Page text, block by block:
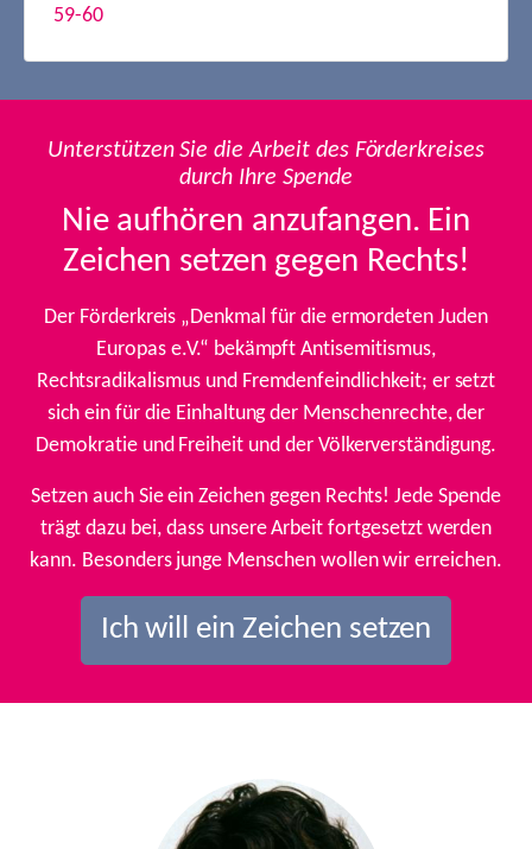
59-60
Unterstützen Sie die Arbeit des Förderkreises
durch Ihre Spende
Nie aufhören anzufangen. Ein
Zeichen setzen gegen Rechts!
Der Förderkreis „Denkmal für die ermordeten Juden
Europas e.V.“ bekämpft Antisemitismus,
Rechtsradikalismus und Fremdenfeindlichkeit; er setzt
sich ein für die Einhaltung der Menschenrechte, der
Demokratie und Freiheit und der Völkerverständigung.
Setzen auch Sie ein Zeichen gegen Rechts! Jede Spende
trägt dazu bei, dass unsere Arbeit fortgesetzt werden
kann. Besonders junge Menschen wollen wir erreichen.
Ich will ein Zeichen setzen